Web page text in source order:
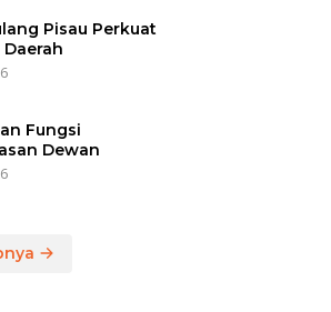
Pisau Perkuat
Daerah
Fungsi
Dewan